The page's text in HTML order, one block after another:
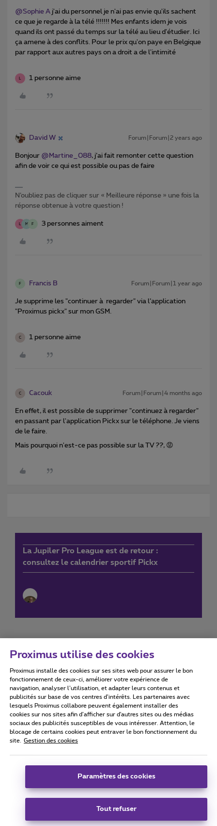
@Sophie A j'ai du personnel je n'ai pas envie qu'ils sachent
ce que je regarde à la télé !!!!!!! Mes enfants idem je vois
quand ils ont passé du temps sur la télé au lieu d'étudier. Ici
ça amene à des conflits. Pour le prix qu'on paye en Belgique
par rapport aux autres pays on a droit a de l'intimité
1 personne aime
David W Forum|Forum|2 years ago
Bonjour @Martine_088, j’ai fait remonter cette question
afin de voir ce qui est possible ou pas de faire
N’oubliez pas de cliquer sur « Meilleure réponse » une fois la
réponse obtenue à votre question !
M F 3 personnes aiment
F Francis B Forum|Forum|1 year ago
Je supprime les "continuer à regarder" via l’application
"Proximus pickx" sur mon GSM.
C 1 personne aime
C Cacouk Forum|Forum|4 months ago
En effet, il est possible de supprimer "continuez à regarder"
en passant par l'application Pickx sur le téléphone. Je viens
de le faire.
Mais pourquoi n'est-ce pas possible sur la TV ??, 😡
La Jupiler Pro League est de retour :
consultez le calendrier sportif Pickx
Conditions d'utilisation Accessibility statement
Tous droits réservés. © 2026 Proximus
Conditions générales, info consommateur
Coordonnées de l’entreprise
Boulevard du Roi Albert II 27 - B-1030 Bruxelles.
Proximus utilise des cookies
Proximus installe des cookies sur ses sites web pour assurer le bon
fonctionnement de ceux-ci, améliorer votre expérience de
navigation, analyser l’utilisation, et adapter leurs contenus et
publicités sur base de vos centres d’intérêts. Les partenaires avec
lesquels Proximus collabore peuvent également installer des
cookies sur nos sites afin d’afficher sur d'autres sites ou des médias
sociaux des publicités susceptibles de vous intéresser. Attention, le
blocage de certains cookies peut entraver le bon fonctionnement du
site.
Gestion des cookies
Paramètres des cookies
Tout refuser